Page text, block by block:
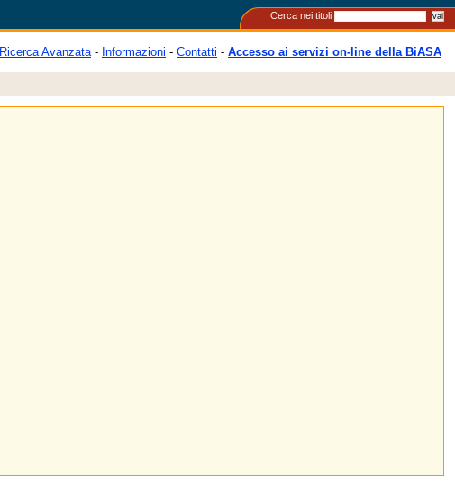
Cerca nei titoli
Ricerca Avanzata- Informazioni - Contatti - Accesso ai servizi on-line della BiASA